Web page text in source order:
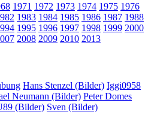
1971 1972 1973 1974 1975 1976
1983 1984 1985 1986 1987 1988
1995 1996 1997 1998 1999 2000
2008 2009 2010 2013
Hans Stenzel (Bilder) Iggi0958
Neumann (Bilder) Peter Domes
(Bilder) Sven (Bilder)